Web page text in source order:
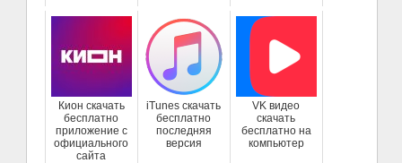
Кион скачать
бесплатно
приложение с
официального
сайта
iTunes скачать
бесплатно
последняя
версия
VK видео
скачать
бесплатно на
компьютер